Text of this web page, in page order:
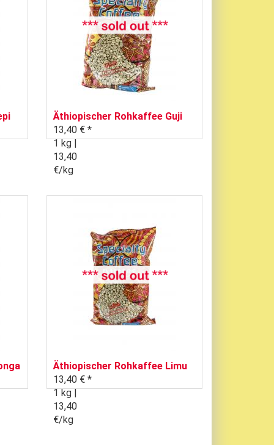
Äthiopischer Rohkaffee Guji
13,40 € *
1 kg |
13,40
€/kg
Äthiopischer Rohkaffee Limu
13,40 € *
1 kg |
13,40
€/kg